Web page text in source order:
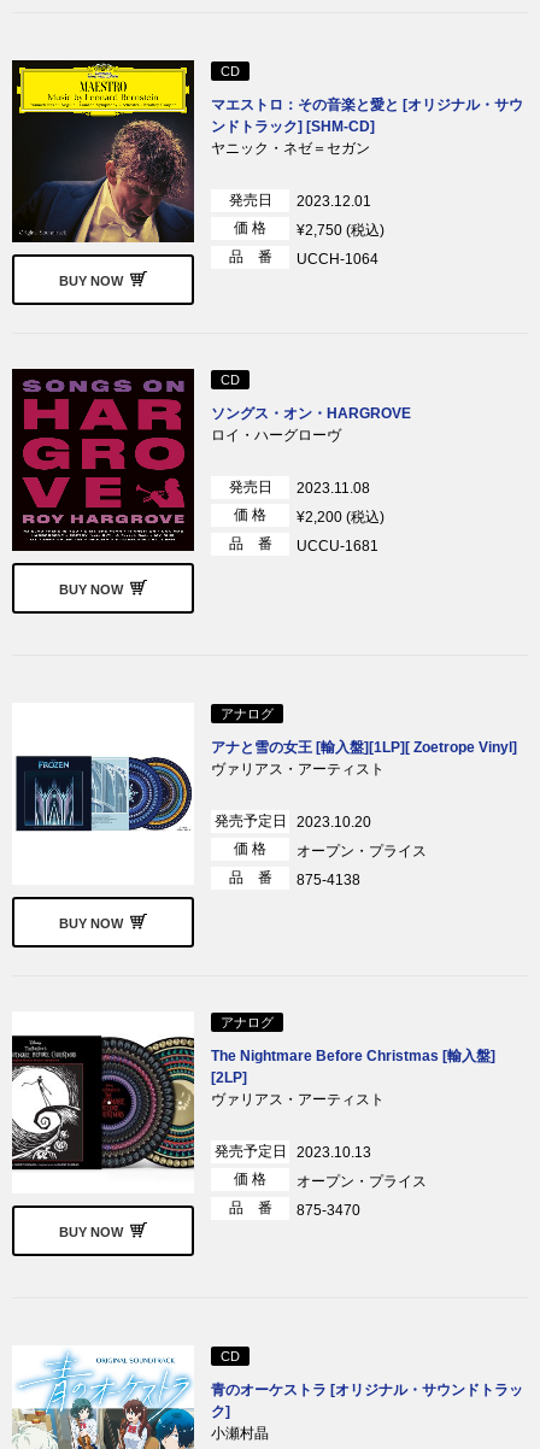
BUY NOW
CD
マエストロ：その音楽と愛と [オリジナル・サウ
ンドトラック] [SHM-CD]
ヤニック・ネゼ＝セガン
発売日
2023.12.01
価 格
¥2,750 (税込)
品 番
UCCH-1064
BUY NOW
CD
ソングス・オン・HARGROVE
ロイ・ハーグローヴ
発売日
2023.11.08
価 格
¥2,200 (税込)
品 番
UCCU-1681
BUY NOW
アナログ
アナと雪の女王 [輸入盤][1LP][ Zoetrope Vinyl]
ヴァリアス・アーティスト
発売予定日
2023.10.20
価 格
オープン・プライス
品 番
875-4138
BUY NOW
アナログ
The Nightmare Before Christmas [輸入盤]
[2LP]
ヴァリアス・アーティスト
発売予定日
2023.10.13
価 格
オープン・プライス
品 番
875-3470
CD
青のオーケストラ [オリジナル・サウンドトラッ
ク]
小瀬村晶